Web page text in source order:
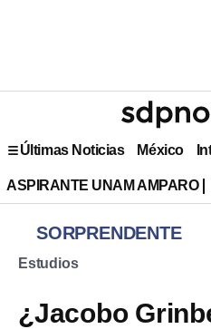
Últimas Noticias México
ASPIRANTE UNAM AMPARO
SORPRENDENTE
Estudios
¿Jacobo